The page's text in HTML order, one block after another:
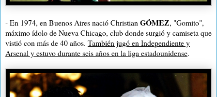
- En 1974, en Buenos Aires nació Christian GÓMEZ, "Gomito",
máximo ídolo de Nueva Chicago, club donde surgió y camiseta que
vistió con más de 40 años. También jugó en Independiente y
Arsenal y estuvo durante seis años en la liga estadounidense.